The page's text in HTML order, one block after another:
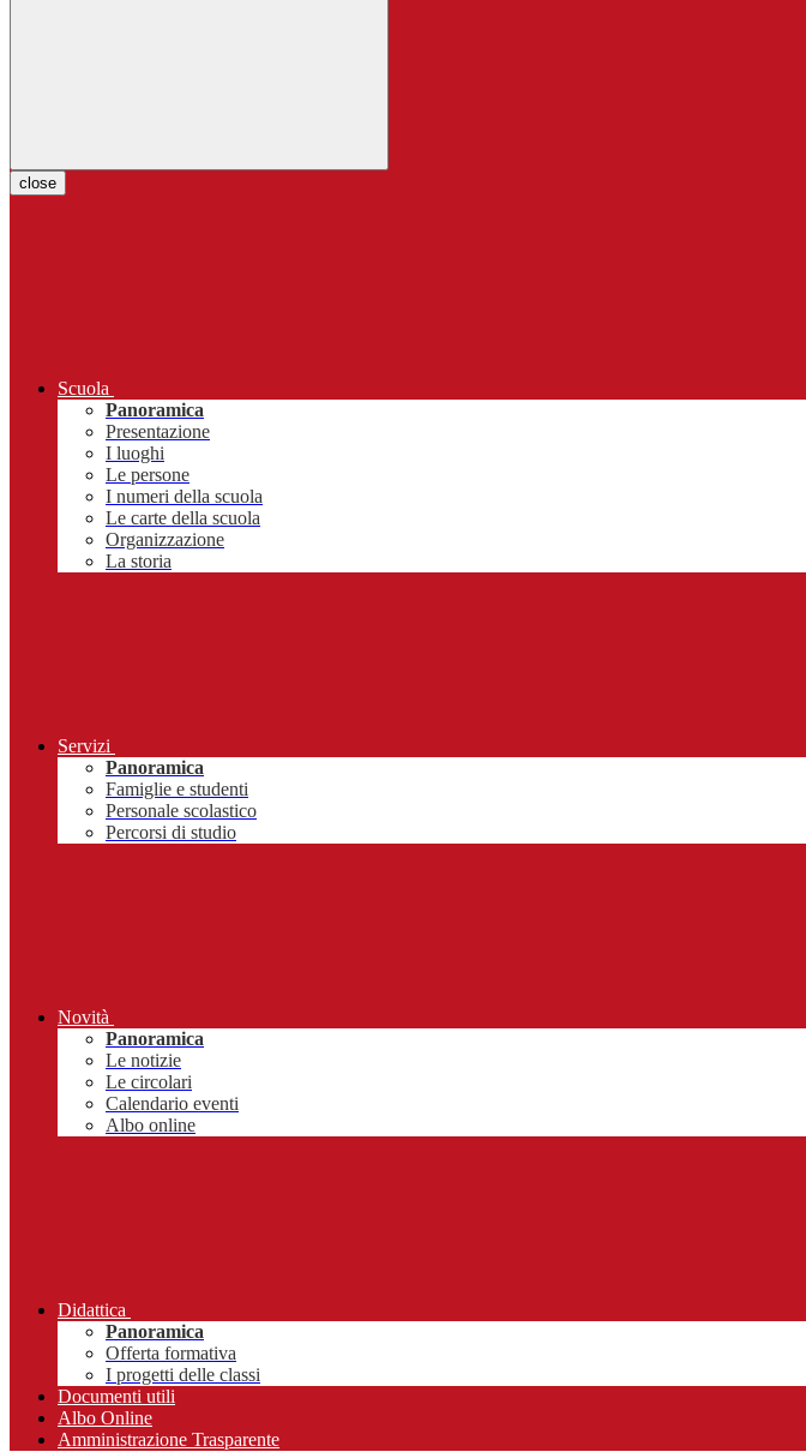
close
Scuola
Panoramica
Presentazione
I luoghi
Le persone
I numeri della scuola
Le carte della scuola
Organizzazione
La storia
Servizi
Panoramica
Famiglie e studenti
Personale scolastico
Percorsi di studio
Novità
Panoramica
Le notizie
Le circolari
Calendario eventi
Albo online
Didattica
Panoramica
Offerta formativa
I progetti delle classi
Documenti utili
Albo Online
Amministrazione Trasparente